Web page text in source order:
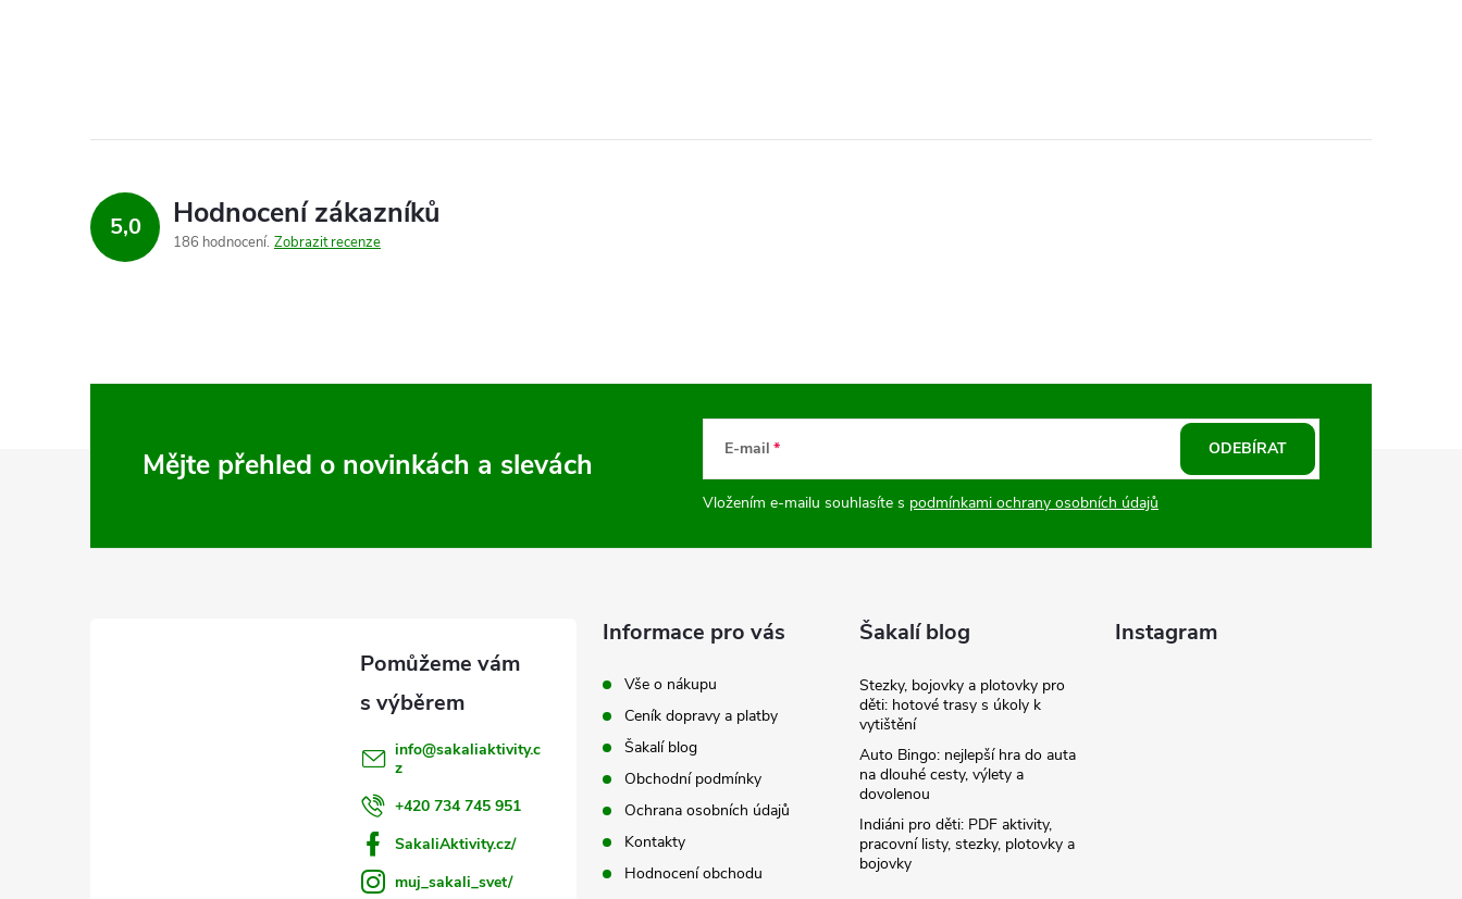
5,0 Hodnocení zákazníků
186 hodnocení Zobrazit recenze
Mějte přehled o novinkách a slevách E-mail
Vložením e-mailu souhlasíte s podmínkami ochrany osobních údajů
ODEBÍRAT
info@sakaliaktivity.c
z
+420 734 745 951
SakaliAktivity.cz/
muj_sakali_svet/
Informace pro vás
Vše o nákupu
Ceník dopravy a platby
Šakalí blog
Obchodní podmínky
Ochrana osobních údajů
Kontakty
Hodnocení obchodu
Šakalí blog
Stezky, bojovky a plotovky pro
děti: hotové trasy s úkoly k
vytištění
Auto Bingo: nejlepší hra do auta
na dlouhé cesty, výlety a
dovolenou
Indiáni pro děti: PDF aktivity,
pracovní listy, stezky, plotovky a
bojovky
Instagram